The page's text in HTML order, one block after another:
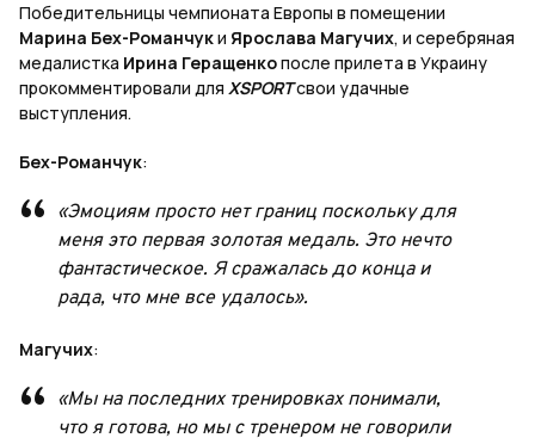
Победительницы чемпионата Европы в помещении
Марина Бех-Романчуки Ярослава Магучих, и серебряная
медалистка Ирина Геращенкопосле прилета в Украину
прокомментировали для XSPORTсвои удачные
выступления.
Бех-Романчук:
«Эмоциям просто нет границ поскольку для
меня это первая золотая медаль. Это нечто
фантастическое. Я сражалась до конца и
рада, что мне все удалось».
Магучих:
«Мы на последних тренировках понимали,
что я готова, но мы с тренером не говорили